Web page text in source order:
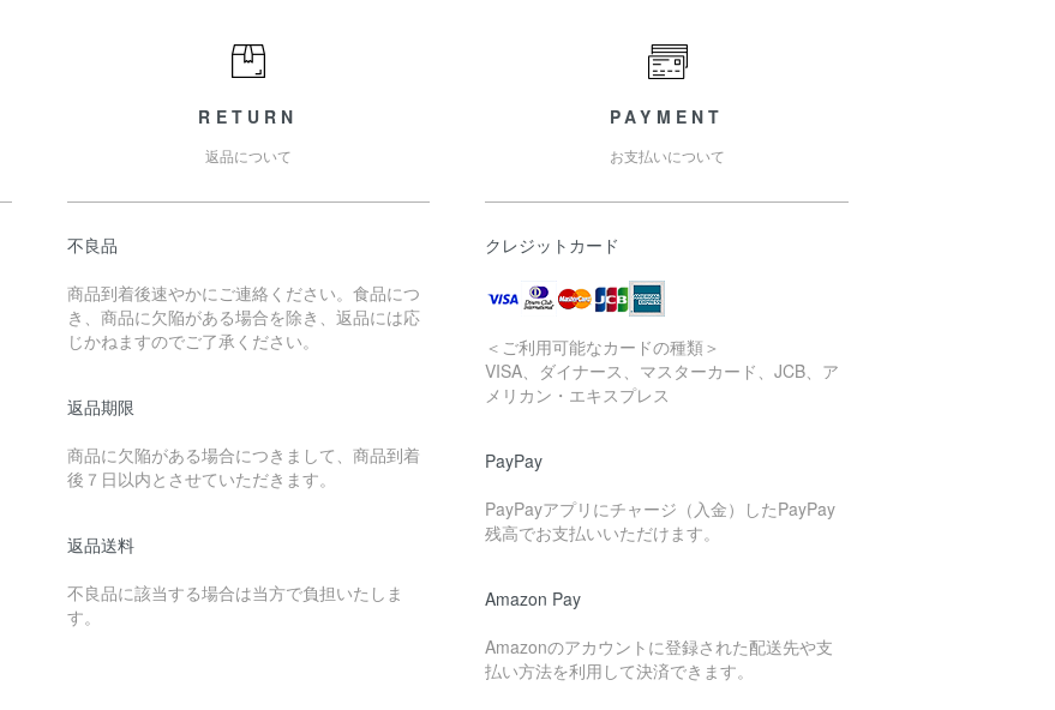
RETURN
返品について
不良品
商品到着後速やかにご連絡ください。食品につ
き、商品に欠陥がある場合を除き、返品には応
じかねますのでご了承ください。
返品期限
商品に欠陥がある場合につきまして、商品到着
後７日以内とさせていただきます。
返品送料
不良品に該当する場合は当方で負担いたしま
す。
PAYMENT
お支払いについて
クレジットカード
＜ご利用可能なカードの種類＞
VISA、ダイナース、マスターカード、JCB、ア
メリカン・エキスプレス
PayPay
PayPayアプリにチャージ（入金）したPayPay
残高でお支払いいただけます。
Amazon Pay
Amazonのアカウントに登録された配送先や支
払い方法を利用して決済できます。